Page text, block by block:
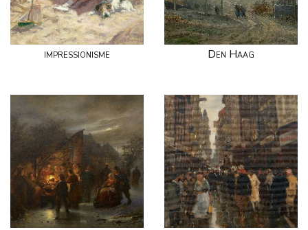
impressionisme Den Haag